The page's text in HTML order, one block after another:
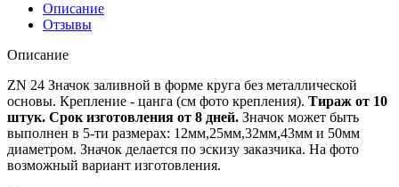
Описание
Отзывы
Описание
ZN 24 Значок заливной в форме круга без металлической
основы. Крепление - цанга (см фото крепления). Тираж от 10
штук. Срок изготовления от 8 дней. Значок может быть
выполнен в 5-ти размерах: 12мм,25мм,32мм,43мм и 50мм
диаметром. Значок делается по эскизу заказчика. На фото
возможный вариант изготовления.